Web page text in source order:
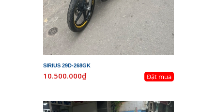
SIRIUS 29D-268GK
10.500.000₫ Đặt mua